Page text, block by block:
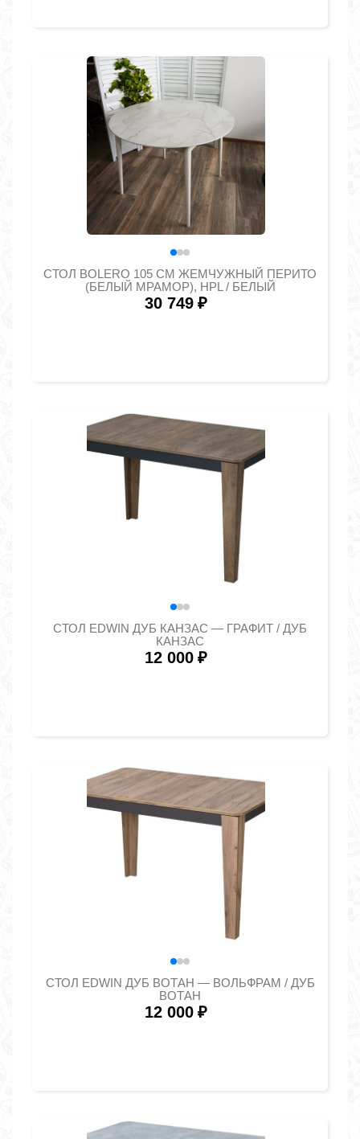
СТОЛ BOLERO 105 СМ ЖЕМЧУЖНЫЙ ПЕРИТО
(БЕЛЫЙ МРАМОР), HPL / БЕЛЫЙ
30 749 ₽
СТОЛ EDWIN ДУБ КАНЗАС — ГРАФИТ / ДУБ
КАНЗАС
12 000 ₽
СТОЛ EDWIN ДУБ ВОТАН — ВОЛЬФРАМ / ДУБ
ВОТАН
12 000 ₽